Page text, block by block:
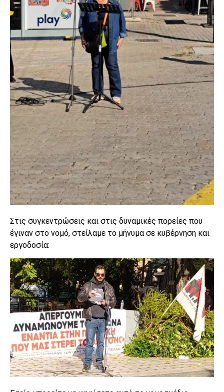
Στις συγκεντρώσεις και στις δυναμικές πορείες που
έγιναν στο νομό, στείλαμε το μήνυμα σε κυβέρνηση και
εργοδοσία: